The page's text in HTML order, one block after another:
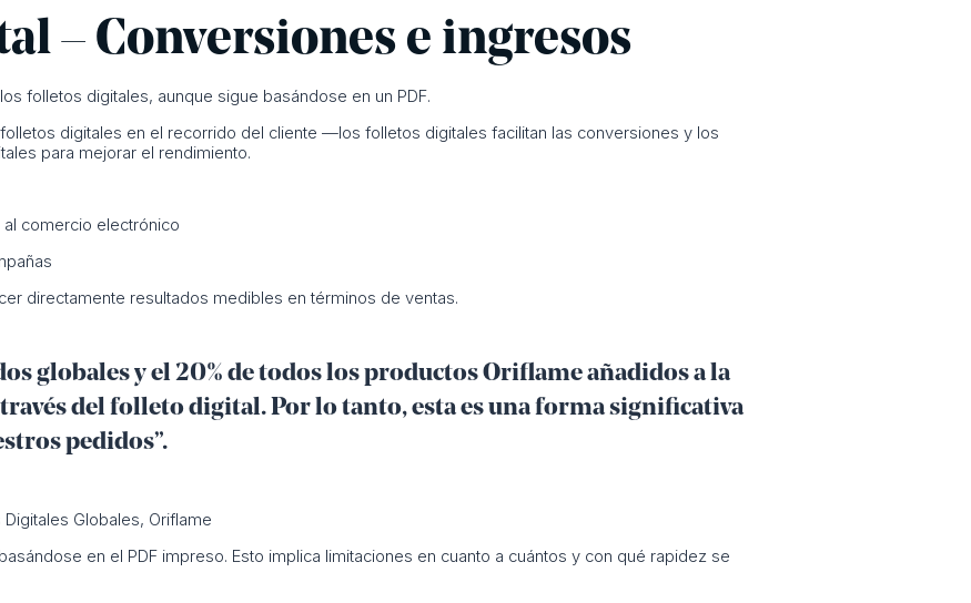
– Conversiones e ingresos
folletos digitales, aunque sigue basándose en un PDF.
digitales en el recorrido del cliente —los folletos digitales facilitan las conversiones y los
para mejorar el rendimiento.
comercio electrónico
directamente resultados medibles en términos de ventas.
globales y el 20% de todos los productos Oriflame añadidos a la
través del folleto digital. Por lo tanto, esta es una forma significativa
pedidos”.
Globales, Oriflame
en el PDF impreso. Esto implica limitaciones en cuanto a cuántos y con qué rapidez se